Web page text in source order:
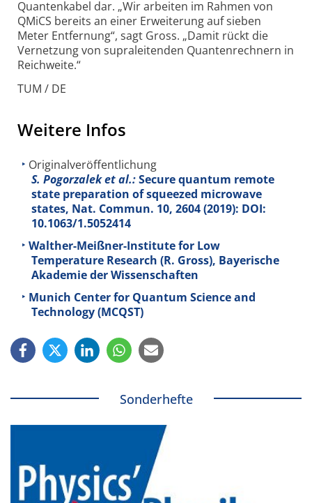
Quantenkabel dar. „Wir arbeiten im Rahmen von
QMiCS bereits an einer Erweiterung auf sieben
Meter Entfernung“, sagt Gross. „Damit rückt die
Vernetzung von supraleitenden Quantenrechnern in
Reichweite.“
TUM / DE
Weitere Infos
Originalveröffentlichung
S. Pogorzalek et al.:Secure quantum remote
state preparation of squeezed microwave
states, Nat. Commun. 10, 2604 (2019): DOI:
10.1063/1.5052414
Walther-Meißner-Institute for Low
Temperature Research (R. Gross), Bayerische
Akademie der Wissenschaften
Munich Center for Quantum Science and
Technology (MCQST)
Sonderhefte